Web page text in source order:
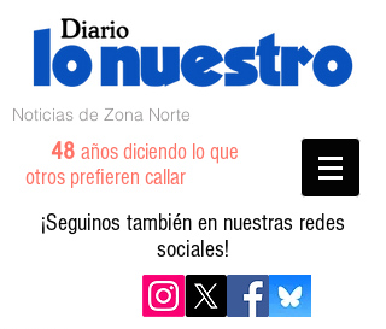
Noticias de Zona Norte
48 años diciendo lo que
otros prefieren callar
¡Seguinos también en nuestras redes
sociales!